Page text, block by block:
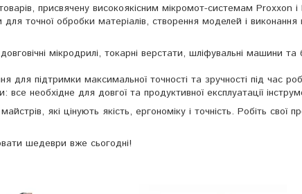
присвячену високоякісним мікромот-системам Proxxon
точної обробки матеріалів, створення моделей і виконання
мікродрилі, токарні верстати, шліфувальні машини
підтримки максимальної точності та зручності під час
необхідне для довгої та продуктивної експлуатації
які цінують якість, ергономіку і точність. Робіть
шедеври вже сьогодні!